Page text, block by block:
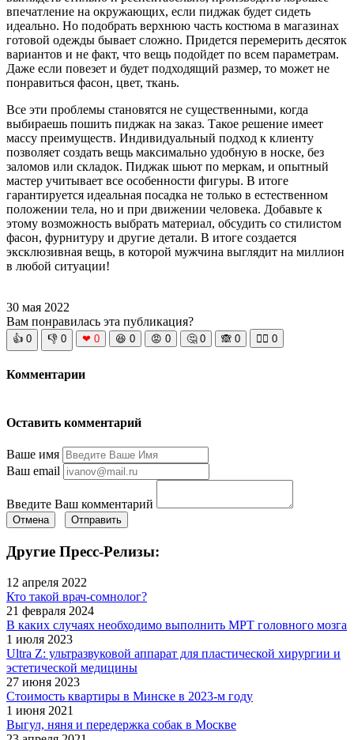
впечатление на окружающих, если пиджак будет сидеть
идеально. Но подобрать верхнюю часть костюма в магазинах
готовой одежды бывает сложно. Придется перемерить десяток
вариантов и не факт, что вещь подойдет по всем параметрам.
Даже если повезет и будет подходящий размер, то может не
понравиться фасон, цвет, ткань.
Все эти проблемы становятся не существенными, когда
выбираешь пошить пиджак на заказ. Такое решение имеет
массу преимуществ. Индивидуальный подход к клиенту
позволяет создать вещь максимально удобную в носке, без
заломов или складок. Пиджак шьют по меркам, и опытный
мастер учитывает все особенности фигуры. В итоге
гарантируется идеальная посадка не только в естественном
положении тела, но и при движении человека. Добавьте к
этому возможность выбрать материал, обсудить со стилистом
фасон, фурнитуру и другие детали. В итоге создается
эксклюзивная вещь, в которой мужчина выглядит на миллион
в любой ситуации!
30 мая 2022
Вам понравилась эта публикация?
👍 0 👎 0 ❤ 0 😆 0 😡 0 🤔 0 🙈 0 🧘‍♀️ 0
Комментарии
Оставить комментарий
Ваше имя
Ваш email
Введите Ваш комментарий
Отмена Отправить
Другие Пресс-Релизы:
12 апреля 2022
Кто такой врач-сомнолог?
21 февраля 2024
В каких случаях необходимо выполнить МРТ головного мозга
1 июля 2023
Ultra Z: ультразвуковой аппарат для пластической хирургии и
эстетической медицины
27 июня 2023
Стоимость квартиры в Минске в 2023-м году
1 июня 2021
Выгул, няня и передержка собак в Москве